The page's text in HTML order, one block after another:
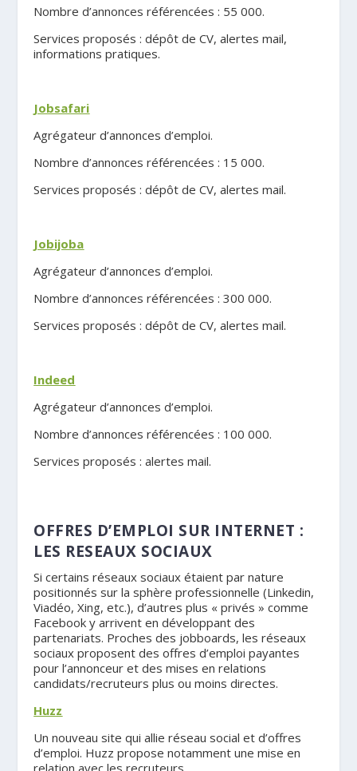
Nombre d’annonces référencées : 55 000.
Services proposés : dépôt de CV, alertes mail,
informations pratiques.
Jobsafari
Agrégateur d’annonces d’emploi.
Nombre d’annonces référencées : 15 000.
Services proposés : dépôt de CV, alertes mail.
Jobijoba
Agrégateur d’annonces d’emploi.
Nombre d’annonces référencées : 300 000.
Services proposés : dépôt de CV, alertes mail.
Indeed
Agrégateur d’annonces d’emploi.
Nombre d’annonces référencées : 100 000.
Services proposés : alertes mail.
OFFRES D’EMPLOI SUR INTERNET :
LES RESEAUX SOCIAUX
Si certains réseaux sociaux étaient par nature
positionnés sur la sphère professionnelle (Linkedin,
Viadéo, Xing, etc.), d’autres plus « privés » comme
Facebook y arrivent en développant des
partenariats. Proches des jobboards, les réseaux
sociaux proposent des offres d’emploi payantes
pour l’annonceur et des mises en relations
candidats/recruteurs plus ou moins directes.
Huzz
Un nouveau site qui allie réseau social et d’offres
d’emploi. Huzz propose notamment une mise en
relation avec les recruteurs.